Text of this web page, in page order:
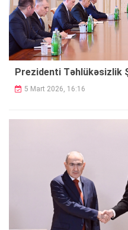
Prezidenti Təhlükəsizlik
5 Mart 2026, 16:16